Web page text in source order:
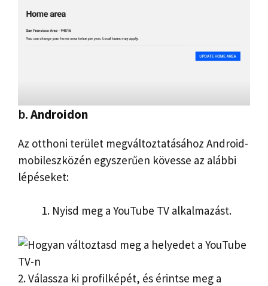
b.Androidon
Az otthoni terület megváltoztatásához Android-
mobileszközén egyszerűen kövesse az alábbi
lépéseket:
Nyisd meg a YouTube TV alkalmazást.
2. Válassza ki profilképét, és érintse meg a